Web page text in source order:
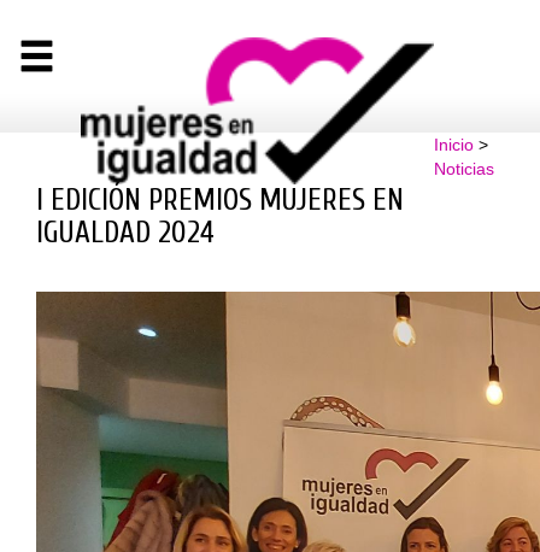
Inicio>
Noticias
I EDICIÓN PREMIOS MUJERES EN
IGUALDAD 2024